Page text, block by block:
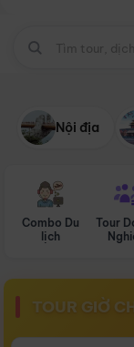
Nội địa
Combo Du
lịch
Tour
TOUR GIỜ